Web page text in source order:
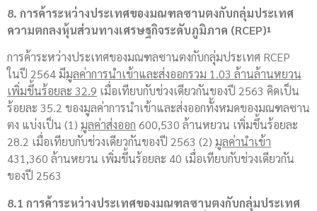
8. การค้าระหว่างประเทศของมณฑลซานตงกับกลุ่มประเทศ
ความตกลงหุ้นส่วนทางเศรษฐกิจระดับภูมิภาค (RCEP)¹
การค้าระหว่างประเทศของมณฑลซานตงกับกลุ่มประเทศ RCEP
ในปี 2564 มีมูลค่าการนำเข้าและส่งออกรวม 1.03 ล้านล้านหยวน
เพิ่มขึ้นร้อยละ 32.9 เมื่อเทียบกับช่วงเดียวกันของปี 2563 คิดเป็น
ร้อยละ 35.2 ของมูลค่าการนำเข้าและส่งออกทั้งหมดของมณฑลซาน
ตง แบ่งเป็น (1) มูลค่าส่งออก 600,530 ล้านหยวน เพิ่มขึ้นร้อยละ
28.2 เมื่อเทียบกับช่วงเดียวกันของปี 2563 (2) มูลค่านำเข้า
431,360 ล้านหยวน เพิ่มขึ้นร้อยละ 40 เมื่อเทียบกับช่วงเดียวกัน
ของปี 2563
8.1 การค้าระหว่างประเทศของมณฑลซานตงกับกลุ่มประเทศ